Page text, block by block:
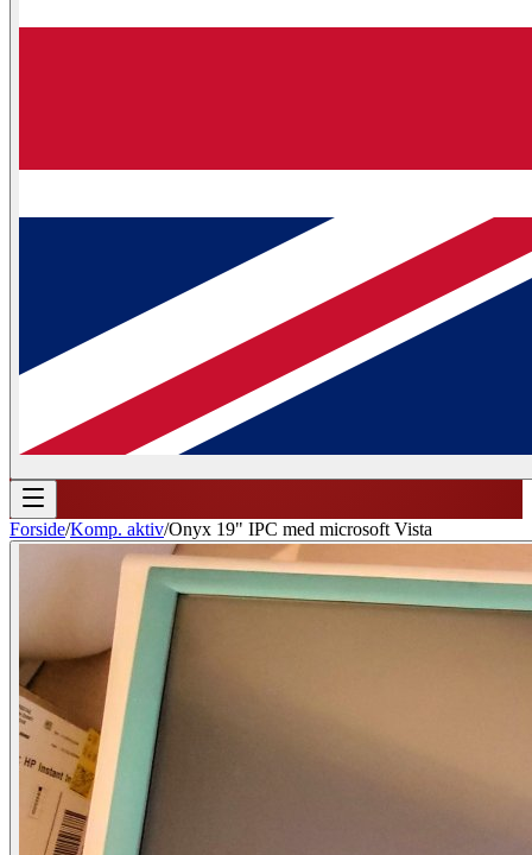
Forside/Komp. aktiv/Onyx 19" IPC med microsoft Vista